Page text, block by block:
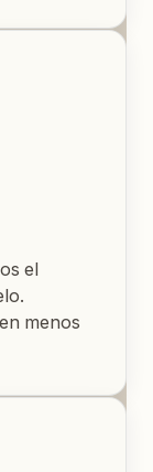
el
menos